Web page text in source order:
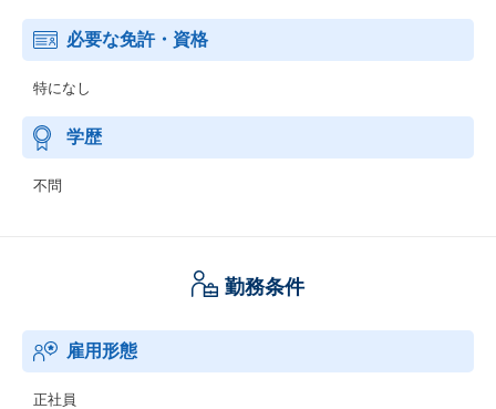
必要な免許・資格
特になし
学歴
不問
勤務条件
雇用形態
正社員